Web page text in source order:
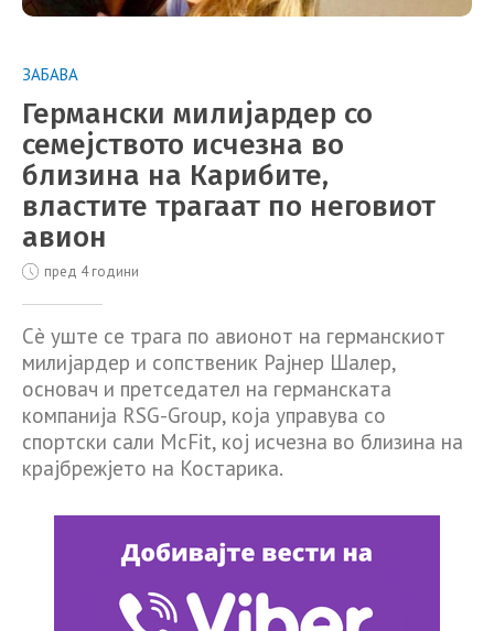
ЗАБАВА
Германски милијардер со
семејството исчезна во
близина на Карибите,
властите трагаат по неговиот
авион
пред 4 години
Сè уште се трага по авионот на германскиот
милијардер и сопственик Рајнер Шалер,
основач и претседател на германската
компанија RSG-Group, која управува со
спортски сали McFit, кој исчезна во близина на
крајбрежјето на Костарика.